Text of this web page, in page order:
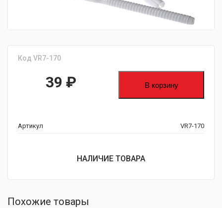
Код VR7-170
39 ₽ В корзину
Артикул VR7-170
НАЛИЧИЕ ТОВАРА
Похожие товары